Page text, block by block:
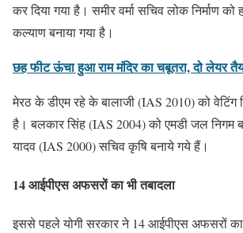
कर दिया गया है। समीर वर्मा सचिव लोक निर्माण
कल्याण बनाया गया है।
छह फीट ऊंचा हुआ राम मंदिर का चबूतरा, दो लेयर
मेरठ के डीएम रहे के बालाजी (IAS 2010) को वेटिंग
है। बलकार सिंह (IAS 2004) को एमडी जल निगम
यादव (IAS 2000) सचिव कृषि बनाये गये हैं।
14 आईपीएस अफसरों का भी तबादला
इससे पहले योगी सरकार ने 14 आईपीएस अफसरों का